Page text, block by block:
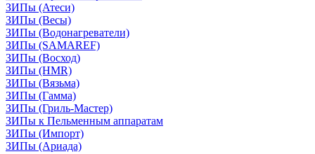
ЗИПы (Атеси)
ЗИПы (Весы)
ЗИПы (Водонагреватели)
ЗИПы (SAMAREF)
ЗИПы (Восход)
ЗИПы (HMR)
ЗИПы (Вязьма)
ЗИПы (Гамма)
ЗИПы (Гриль-Мастер)
ЗИПы к Пельменным аппаратам
ЗИПы (Импорт)
ЗИПы (Ариада)